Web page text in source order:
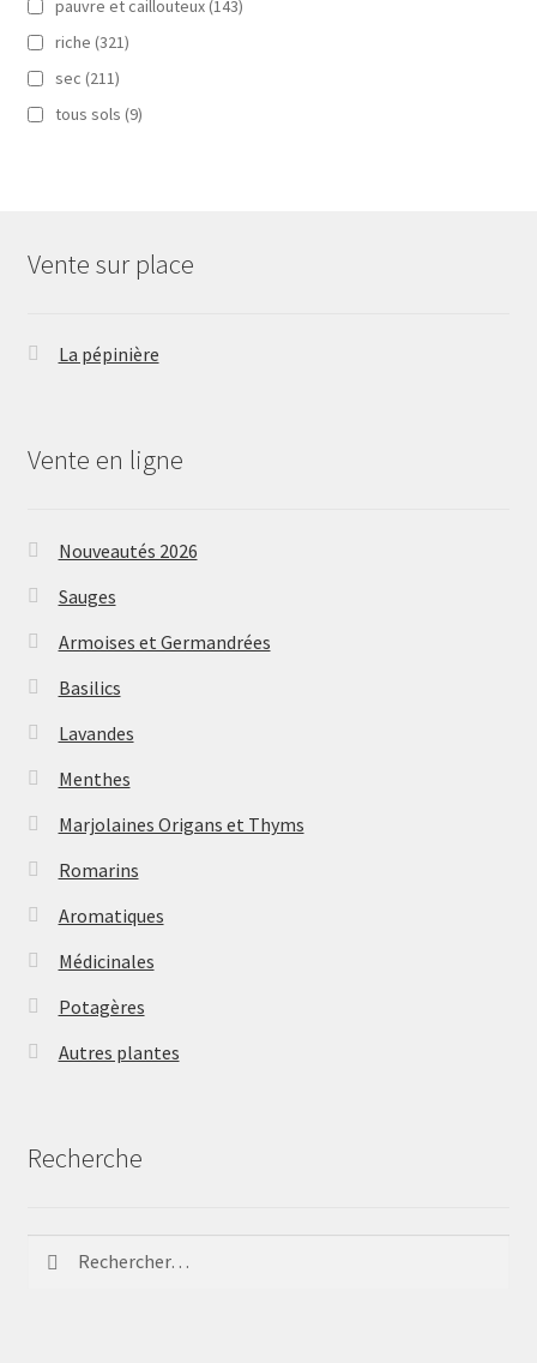
pauvre et caillouteux (143)
riche (321)
sec (211)
tous sols (9)
Vente sur place
La pépinière
Vente en ligne
Nouveautés 2026
Sauges
Armoises et Germandrées
Basilics
Lavandes
Menthes
Marjolaines Origans et Thyms
Romarins
Aromatiques
Médicinales
Potagères
Autres plantes
Recherche